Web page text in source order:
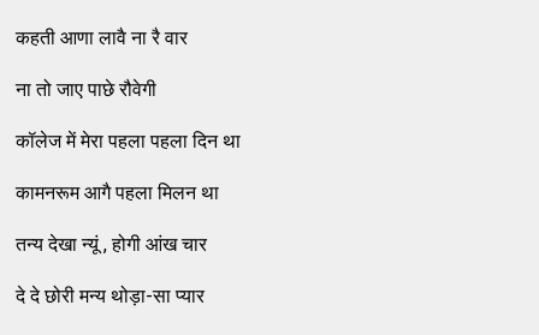
कहती आणा लावै ना रै वार
ना तो जाए पाछे रौवेगी
कॉलेज में मेरा पहला पहला दिन था
कामनरूम आगै पहला मिलन था
तन्‍य देखा न्‍यूं , होगी आंख चार
दे दे छोरी मन्‍य थोड़ा-सा प्‍यार